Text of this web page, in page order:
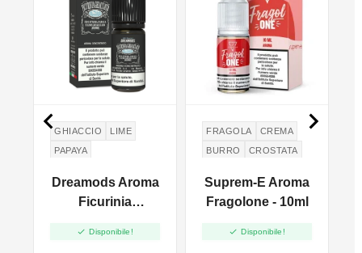
GHIACCIO
LIME
PAPAYA
FRUTTO DEL DRAGO
FICO D'INDIA
Dreamods Aroma
Ficurinia
- 10ml
 Disponibile!
FRAGOLA
CREMA
BURRO
CROSTATA
Suprem-E Aroma
Fragolone - 10ml
 Disponibile!
 